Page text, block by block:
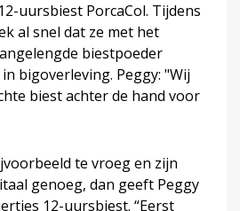
uursbiest PorcaCol. Tijdens
al snel dat ze met het
biestpoeder
bigoverleving. Peggy: "Wij
biest achter de hand voor
te vroeg en zijn
genoeg, dan geeft Peggy
12-uursbiest. “Eerst